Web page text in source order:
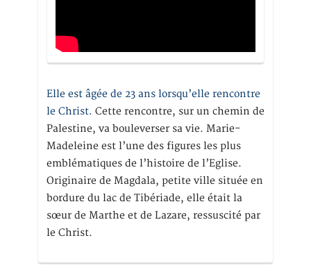
Elle est âgée de 23 ans lorsqu’elle rencontre
le Christ. Cette rencontre, sur un chemin de
Palestine, va bouleverser sa vie. Marie-
Madeleine est l’une des figures les plus
emblématiques de l’histoire de l’Eglise.
Originaire de Magdala, petite ville située en
bordure du lac de Tibériade, elle était la
sœur de Marthe et de Lazare, ressuscité par
le Christ.